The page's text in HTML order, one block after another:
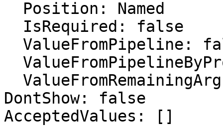
DontShow: false
AcceptedValues: []